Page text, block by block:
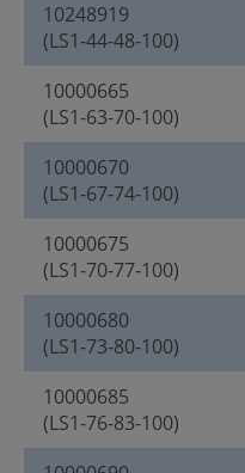
10248919
(LS1-44-48-100)
10000665
(LS1-63-70-100)
10000670
(LS1-67-74-100)
10000675
(LS1-70-77-100)
10000680
(LS1-73-80-100)
10000685
(LS1-76-83-100)